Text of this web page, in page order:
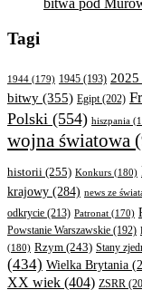
bitwa pod
Tagi
1944 (179) 1945 (193) 2025
bitwy (355) Egipt(202)
Polski (554) hiszpania
wojna światowa
historii (255) Konkurs (180)
krajowy (284) news ze
odkrycie (213) Patronat (170)
Powstanie Warszawskie (192)
(180) Rzym (243) Stany
(434) Wielka Brytania
XX wiek (404) ZSRR